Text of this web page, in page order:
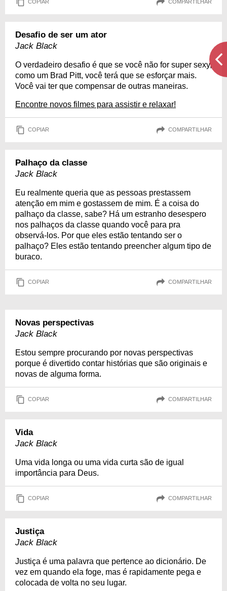
COPIAR COMPARTILHAR
Desafio de ser um ator
Jack Black
O verdadeiro desafio é que se você não for super sexy,
como um Brad Pitt, você terá que se esforçar mais.
Você vai ter que compensar de outras maneiras.
Encontre novos filmes para assistir e relaxar!
COPIAR COMPARTILHAR
Palhaço da classe
Jack Black
Eu realmente queria que as pessoas prestassem
atenção em mim e gostassem de mim. É a coisa do
palhaço da classe, sabe? Há um estranho desespero
nos palhaços da classe quando você para pra
observá-los. Por que eles estão tentando ser o
palhaço? Eles estão tentando preencher algum tipo de
buraco.
COPIAR COMPARTILHAR
Novas perspectivas
Jack Black
Estou sempre procurando por novas perspectivas
porque é divertido contar histórias que são originais e
novas de alguma forma.
COPIAR COMPARTILHAR
Vida
Jack Black
Uma vida longa ou uma vida curta são de igual
importância para Deus.
COPIAR COMPARTILHAR
Justiça
Jack Black
Justiça é uma palavra que pertence ao dicionário. De
vez em quando ela foge, mas é rapidamente pega e
colocada de volta no seu lugar.